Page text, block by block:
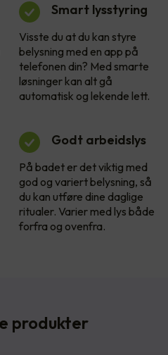
Smart lysstyring
Visste du at du kan styre
belysning med en app på
telefonen din? Med smarte
løsninger kan alt gå
automatisk og lekende lett.
Godt arbeidslys
På badet er det viktig med
god og variert belysning, så
du kan utføre dine daglige
ritualer. Varier med lys både
forfra og ovenfra.
produkter